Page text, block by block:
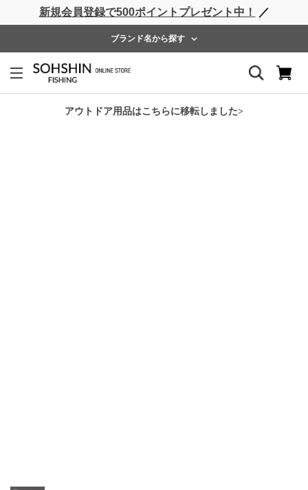
新規会員登録で500ポイントプレゼント中！ ／
ブランド名から探す
アウトドア用品はこちらに移転しました>
ライフベスト ウェーダー レインウェア フットウェア
ホーム > RBB >